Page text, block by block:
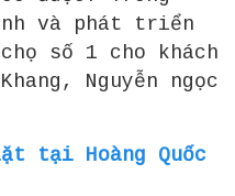
và phát triển
số 1 cho khách
Nguyễn ngọc
tại Hoàng Quốc